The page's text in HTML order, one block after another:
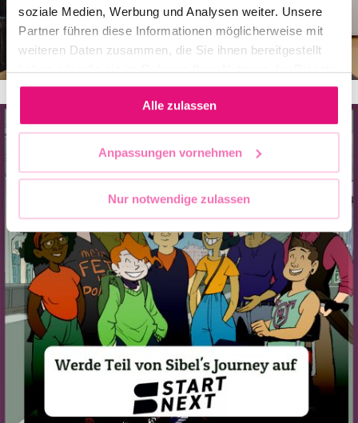
soziale Medien, Werbung und Analysen weiter. Unsere
Partner führen diese Informationen möglicherweise mit
weiteren Daten zusammen, die Sie ihnen bereitgestellt
haben oder die sie im Rahmen Ihrer Nutzung der Dienste
gesammelt haben.
Alle zulassen
Anpassungen vornehmen
Nur notwendige zulassen